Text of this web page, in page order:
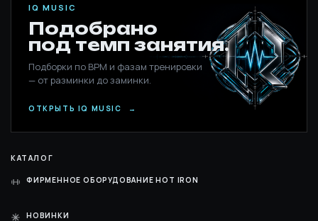
IQ MUSIC
Подобрано
под темп занятия.
Подборки по BPM и фазам тренировки
— от разминки до заминки.
ОТКРЫТЬ IQ MUSIC →
КАТАЛОГ
ФИРМЕННОЕ ОБОРУДОВАНИЕ HOT IRON
НОВИНКИ